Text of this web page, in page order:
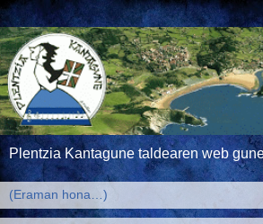
Plentzia Kantagune taldearen web